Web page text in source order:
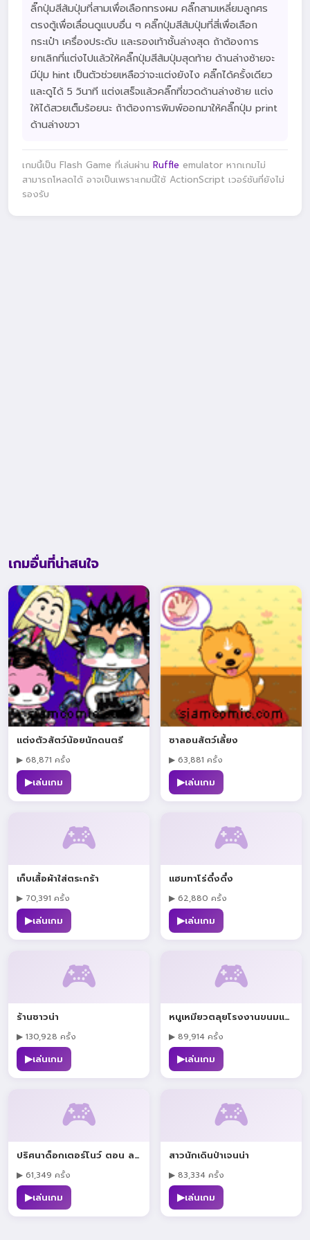
ลิ๊กปุ่มสีส้มปุ่มที่สามเพื่อเลือกทรงผม คลิ๊กสามเหลี่ยมลูกศร
ตรงตู้เพื่อเลื่อนดูแบบอื่น ๆ คลิ๊กปุ่มสีส้มปุ่มที่สี่เพื่อเลือก
กระเป๋า เครื่องประดับ และรองเท้าชั้นล่างสุด ถ้าต้องการ
ยกเลิกที่แต่งไปแล้วให้คลิ๊กปุ่มสีส้มปุ่มสุดท้าย ด้านล่างซ้ายจะ
มีปุ่ม hint เป็นตัวช่วยเหลือว่าจะแต่งยังไง คลิ๊กได้ครั้งเดียว
และดูได้ 5 วินาที แต่งเสร็จแล้วคลิ๊กที่ขวดด้านล่างซ้าย แต่ง
ให้ได้สวยเต็มร้อยนะ ถ้าต้องการพิมพ์ออกมาให้คลิ๊กปุ่ม print
ด้านล่างขวา
เกมนี้เป็น Flash Game ที่เล่นผ่าน Ruffle emulator หากเกมไม่
สามารถโหลดได้ อาจเป็นเพราะเกมนี้ใช้ ActionScript เวอร์ชันที่ยังไม่
รองรับ
เกมอื่นที่น่าสนใจ
แต่งตัวสัตว์น้อยนักดนตรี
▶ 68,871 ครั้ง
▶เล่นเกม
ซาลอนสัตว์เลี้ยง
▶ 63,881 ครั้ง
▶เล่นเกม
🎮
เก็บเสื้อผ้าใส่ตระกร้า
▶ 70,391 ครั้ง
▶เล่นเกม
🎮
แฮมทาโร่ดึ๋งดึ๋ง
▶ 62,880 ครั้ง
▶เล่นเกม
🎮
ร้านซาวน่า
▶ 130,928 ครั้ง
▶เล่นเกม
🎮
หนูเหมียวตลุยโรงงานขนมแม่มด
▶ 89,914 ครั้ง
▶เล่นเกม
🎮
ปริศนาด็อกเตอร์โนว์ ตอน ลอยทะเล
▶ 61,349 ครั้ง
▶เล่นเกม
🎮
สาวนักเดินป่าเจนน่า
▶ 83,334 ครั้ง
▶เล่นเกม